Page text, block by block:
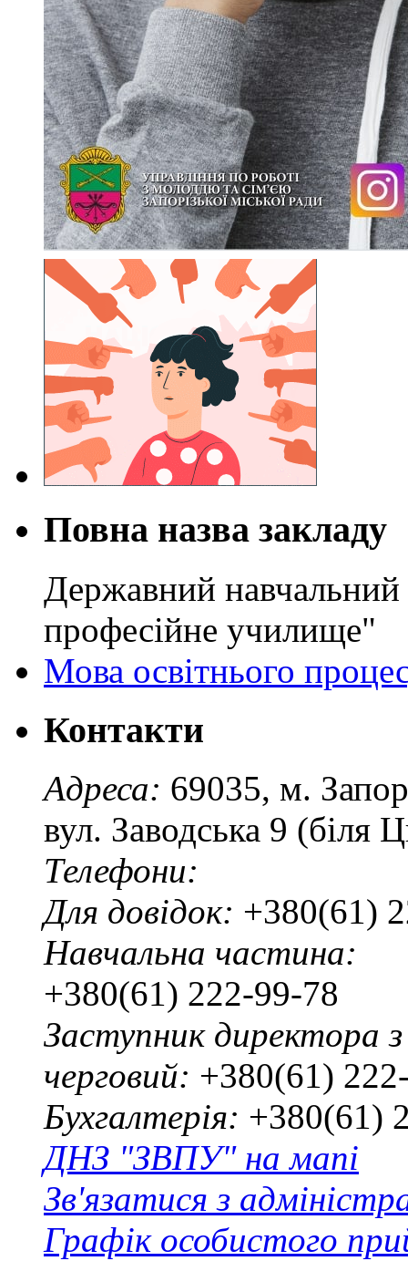
Повна назва закладу
Державний навчальний
професійне училище"
Мова освітнього
Контакти
Адреса: 69035, м.
вул. Заводська 9 (біля
Телефони:
Для довідок: +380(61)
Навчальна частина:
+380(61) 222-99-78
Заступник директора
черговий: +380(61)
Бухгалтерія: +380(61)
ДНЗ "ЗВПУ" на мапі
Зв'язатися з
Графік особистого